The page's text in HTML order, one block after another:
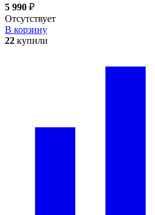
5 990 ₽
Отсутствует
В корзину
22 купили